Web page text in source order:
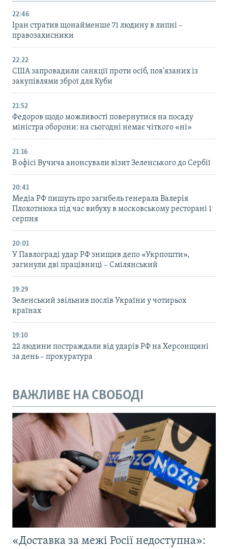
22:46
Іран стратив щонайменше 71 людину в липні –
правозахисники
22:22
США запровадили санкції проти осіб, пов’язаних із
закупівлями зброї для Куби
21:52
Федоров щодо можливості повернутися на посаду
міністра оборони: на сьогодні немає чіткого «ні»
21:16
В офісі Вучича анонсували візит Зеленського до Сербії
20:41
Медіа РФ пишуть про загибель генерала Валерія
Плохотнюка під час вибуху в московському ресторані 1
серпня
20:01
У Павлограді удар РФ знищив депо «Укрпошти»,
загинули дві працівниці – Смілянський
19:29
Зеленський звільнив послів України у чотирьох
країнах
19:10
22 людини постраждали від ударів РФ на Херсонщині
за день – прокуратура
ВАЖЛИВЕ НА СВОБОДІ
«Доставка за межі Росії недоступна»: